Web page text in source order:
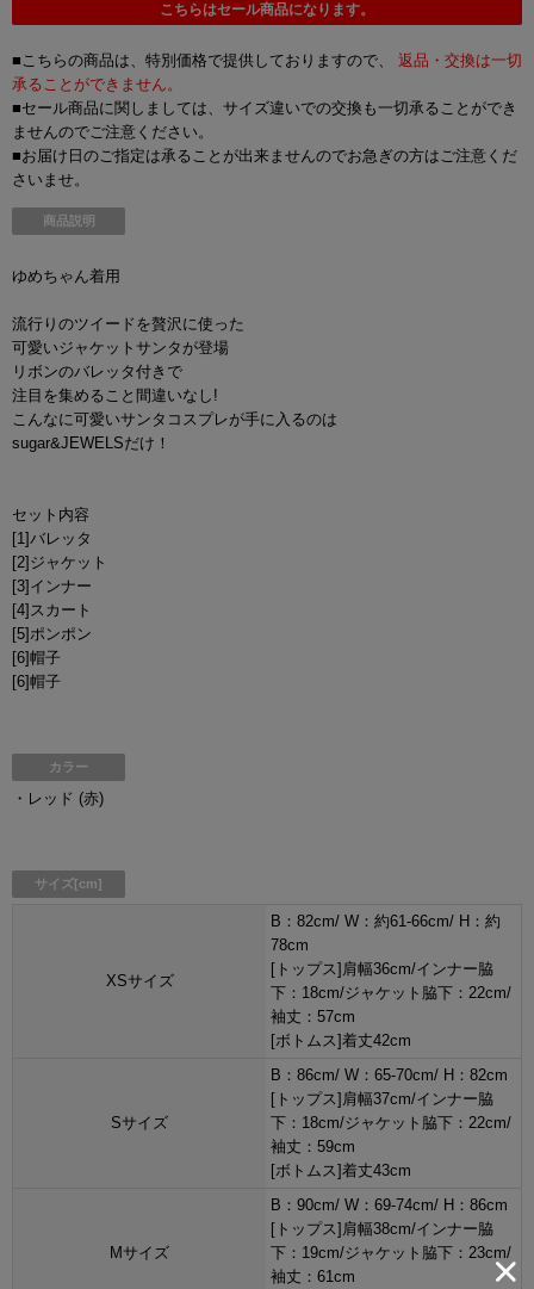
こちらはセール商品になります。
■こちらの商品は、特別価格で提供しておりますので、 返品・交換は一切
承ることができません。
■セール商品に関しましては、サイズ違いでの交換も一切承ることができ
ませんのでご注意ください。
■お届け日のご指定は承ることが出来ませんのでお急ぎの方はご注意くだ
さいませ。
商品説明
ゆめちゃん着用
流行りのツイードを贅沢に使った
可愛いジャケットサンタが登場
リボンのバレッタ付きで
注目を集めること間違いなし!
こんなに可愛いサンタコスプレが手に入るのは
sugar&JEWELSだけ！
セット内容
[1]バレッタ
[2]ジャケット
[3]インナー
[4]スカート
[5]ポンポン
[6]帽子
[6]帽子
カラー
・レッド (赤)
サイズ[cm]
XSサイズ
B：82cm/ W：約61-66cm/ H：約
78cm
[トップス]肩幅36cm/インナー脇
下：18cm/ジャケット脇下：22cm/
袖丈：57cm
[ボトムス]着丈42cm
Sサイズ
B：86cm/ W：65-70cm/ H：82cm
[トップス]肩幅37cm/インナー脇
下：18cm/ジャケット脇下：22cm/
袖丈：59cm
[ボトムス]着丈43cm
Mサイズ
B：90cm/ W：69-74cm/ H：86cm
[トップス]肩幅38cm/インナー脇
下：19cm/ジャケット脇下：23cm/
袖丈：61cm